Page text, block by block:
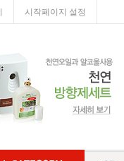
시작페이지 설정